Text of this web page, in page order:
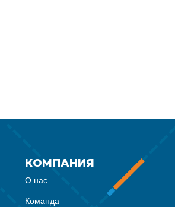
КОМПАНИЯ
О нас
Команда